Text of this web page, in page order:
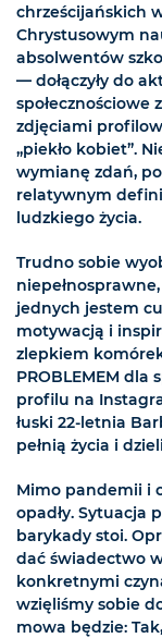
chrześcijańskich
Chrystusowym
absolwentów
— dołączyły do
społecznościowe
zdjęciami
„piekło kobiet”.
wymianę zdań,
relatywnym
ludzkiego życia.
Trudno sobie
jednych jestem
motywacją i
zlepkiem
PROBLEMEM dla
profilu na
łuski 22-letnia
pełnią życia i
Mimo pandemii i
opadły. Sytuacja
barykady stoi.
dać świadectwo
konkretnymi
wzięliśmy sobie
mowa będzie: